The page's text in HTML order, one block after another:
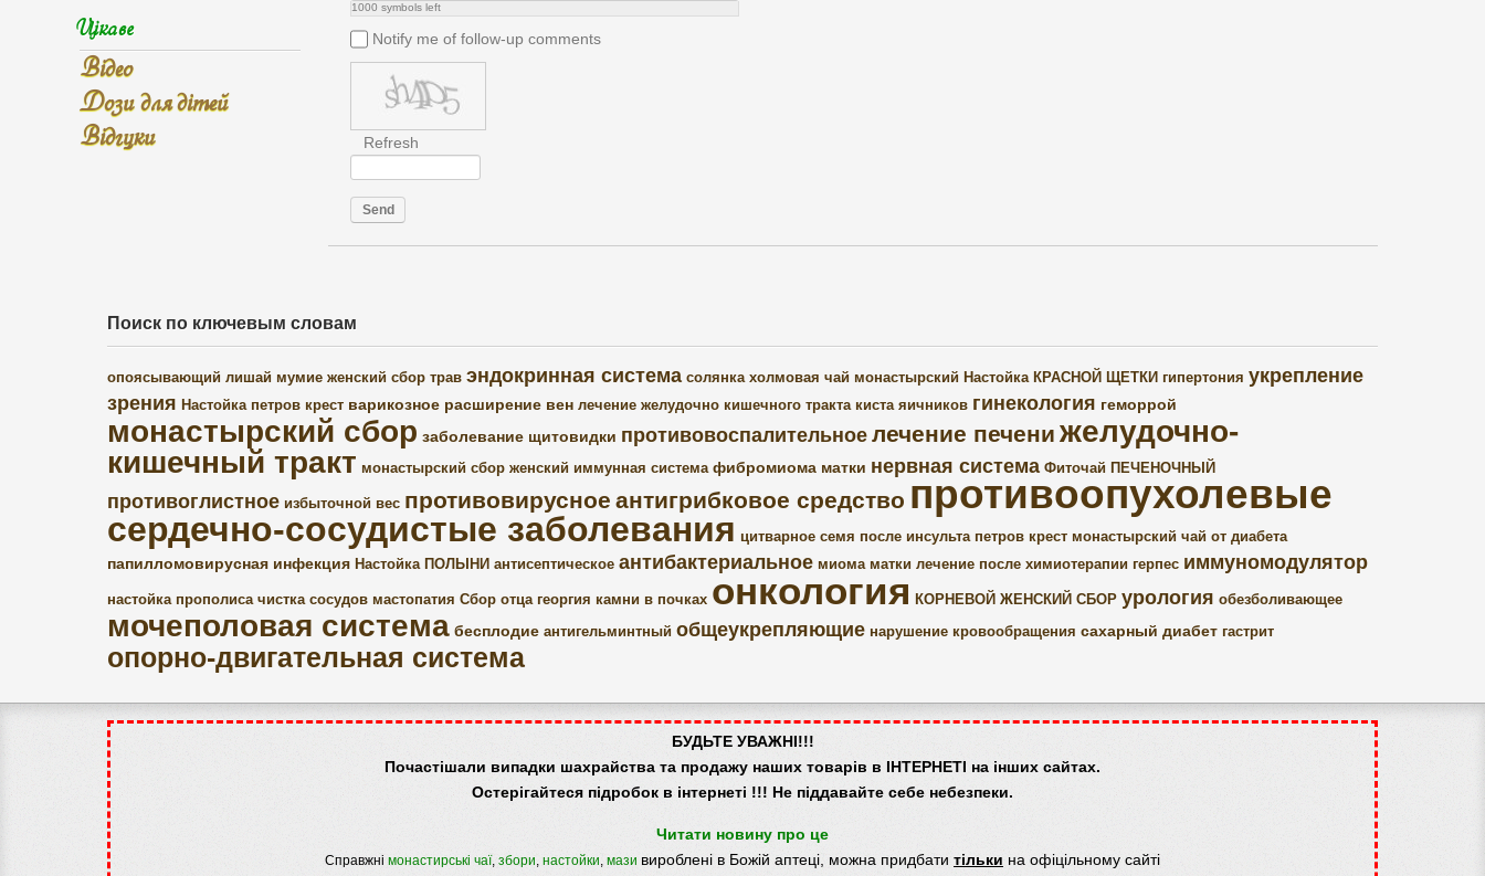
1000 symbols left
Notify me of follow-up comments
Refresh
Send
Цікаве
Відео
Дози для дітей
Відгуки
Поиск по ключевым словам
опоясывающий лишай мумие женский сбор трав эндокринная система солянка холмовая чай монастырский Настойка КРАСНОЙ ЩЕТКИ гипертония укрепление
зрения Настойка петров крест варикозное расширение вен лечение желудочно кишечного тракта киста яичников гинекология геморрой
монастырский сбор заболевание щитовидки противовоспалительное лечение печени желудочно-
кишечный тракт монастырский сбор женский иммунная система фибромиома матки нервная система Фиточай ПЕЧЕНОЧНЫЙ
противоглистное избыточной вес противовирусное антигрибковое средство противоопухолевые
сердечно-сосудистые заболевания цитварное семя после инсульта петров крест монастырский чай от диабета
папилломовирусная инфекция Настойка ПОЛЫНИ антисептическое антибактериальное миома матки лечение после химиотерапии герпес иммуномодулятор
настойка прополиса чистка сосудов мастопатия Сбор отца георгия камни в почках онкология КОРНЕВОЙ ЖЕНСКИЙ СБОР урология обезболивающее
мочеполовая система бесплодие антигельминтный общеукрепляющие нарушение кровообращения сахарный диабет гастрит
опорно-двигательная система
БУДЬТЕ УВАЖНІ!!!
Почастішали випадки шахрайства та продажу наших товарів в ІНТЕРНЕТІ на інших сайтах.
Остерігайтеся підробок в інтернеті !!! Не піддавайте себе небезпеки.
Читати новину про це
Справжні монастирські чаї, збори, настойки, мази вироблені в Божій аптеці, можна придбати тільки на офіцільному сайті